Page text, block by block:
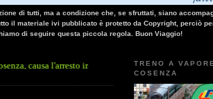
di tutti, ma a condizione che, se sfruttati, siano
il materiale ivi pubblicato è protetto da Copyright, perciò
di seguire questa piccola regola. Buon Viaggio!
l'arresto improvviso di un treno nella galleria
TRENO A
COSENZA